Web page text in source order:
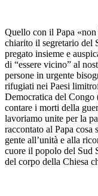
Quello con il Papa
chiarito il segretario del
pregato insieme e
di “essere vicino” al
persone in urgente
rifugiati nei Paesi
Democratica del Congo
contare i morti della
lavoriamo unite per la
raccontato al Papa cosa
gente all’unità e alla
cuore il popolo del Sud
del corpo della Chiesa